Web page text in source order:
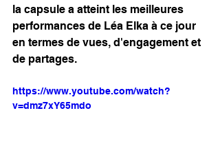
la capsule a atteint les meilleures
performances de Léa Elka à ce jour
en termes de vues, d'engagement et
de partages.
https://www.youtube.com/watch?
v=dmz7xY65mdo